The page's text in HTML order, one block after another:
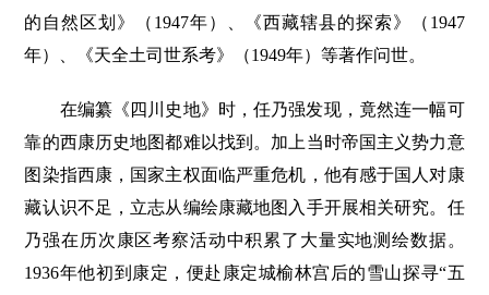
的自然区划》（1947年）、《西藏辖县的探索》（1947
年）、《天全土司世系考》（1949年）等著作问世。
在编纂《四川史地》时，任乃强发现，竟然连一幅可
靠的西康历史地图都难以找到。加上当时帝国主义势力意
图染指西康，国家主权面临严重危机，他有感于国人对康
藏认识不足，立志从编绘康藏地图入手开展相关研究。任
乃强在历次康区考察活动中积累了大量实地测绘数据。
1936年他初到康定，便赴康定城榆林宫后的雪山探寻“五